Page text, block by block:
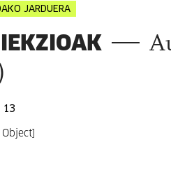
JARDUERA
13